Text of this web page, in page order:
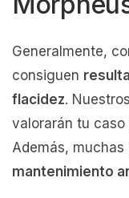
Generalmente,
consiguen
flacidez.
valorarán tu caso
Además,
mantenimiento